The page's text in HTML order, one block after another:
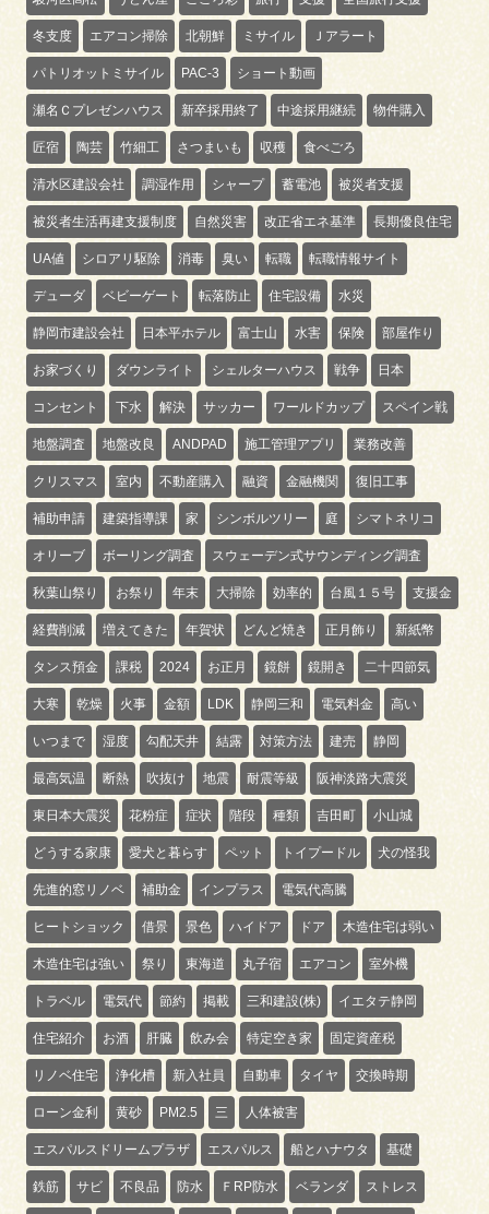
冬支度 エアコン掃除 北朝鮮 ミサイル Ｊアラート
パトリオットミサイル PAC-3 ショート動画
瀬名Ｃプレゼンハウス 新卒採用終了 中途採用継続 物件購入
匠宿 陶芸 竹細工 さつまいも 収穫 食べごろ
清水区建設会社 調湿作用 シャープ 蓄電池 被災者支援
被災者生活再建支援制度 自然災害 改正省エネ基準 長期優良住宅
UA値 シロアリ駆除 消毒 臭い 転職 転職情報サイト
デューダ ベビーゲート 転落防止 住宅設備 水災
静岡市建設会社 日本平ホテル 富士山 水害 保険 部屋作り
お家づくり ダウンライト シェルターハウス 戦争 日本
コンセント 下水 解決 サッカー ワールドカップ スペイン戦
地盤調査 地盤改良 ANDPAD 施工管理アプリ 業務改善
クリスマス 室内 不動産購入 融資 金融機関 復旧工事
補助申請 建築指導課 家 シンボルツリー 庭 シマトネリコ
オリーブ ボーリング調査 スウェーデン式サウンディング調査
秋葉山祭り お祭り 年末 大掃除 効率的 台風１５号 支援金
経費削減 増えてきた 年賀状 どんど焼き 正月飾り 新紙幣
タンス預金 課税 2024 お正月 鏡餅 鏡開き 二十四節気
大寒 乾燥 火事 金額 LDK 静岡三和 電気料金 高い
いつまで 湿度 勾配天井 結露 対策方法 建売 静岡
最高気温 断熱 吹抜け 地震 耐震等級 阪神淡路大震災
東日本大震災 花粉症 症状 階段 種類 吉田町 小山城
どうする家康 愛犬と暮らす ペット トイプードル 犬の怪我
先進的窓リノベ 補助金 インプラス 電気代高騰
ヒートショック 借景 景色 ハイドア ドア 木造住宅は弱い
木造住宅は強い 祭り 東海道 丸子宿 エアコン 室外機
トラベル 電気代 節約 掲載 三和建設(株) イエタテ静岡
住宅紹介 お酒 肝臓 飲み会 特定空き家 固定資産税
リノベ住宅 浄化槽 新入社員 自動車 タイヤ 交換時期
ローン金利 黄砂 PM2.5 三 人体被害
エスパルスドリームプラザ エスパルス 船とハナウタ 基礎
鉄筋 サビ 不良品 防水 ＦRP防水 ベランダ ストレス